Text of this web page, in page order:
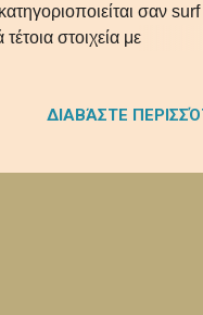
σαν
στοιχεία με
ΔΙΑΒΆΣΤΕ